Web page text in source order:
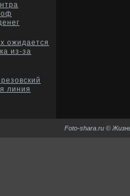
ожидается
из-за
линия
Foto-shara.ru ©